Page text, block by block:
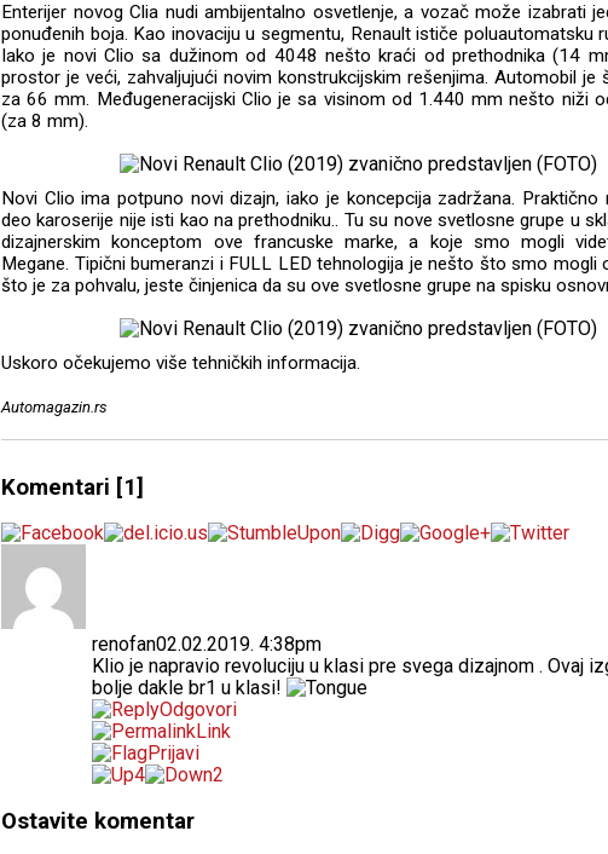
Enterijer novog Clia nudi ambijentalno osvetlenje, a vozač može izabrati
ponuđenih boja. Kao inovaciju u segmentu, Renault ističe poluautomatsku
Iako je novi Clio sa dužinom od 4048 nešto kraći od prethodnika (14
prostor je veći, zahvaljujući novim konstrukcijskim rešenjima. Automobil je
za 66 mm. Međugeneracijski Clio je sa visinom od 1.440 mm nešto niži
(za 8 mm).
Novi Clio ima potpuno novi dizajn, iako je koncepcija zadržana. Praktično
deo karoserije nije isti kao na prethodniku.. Tu su nove svetlosne grupe u
dizajnerskim konceptom ove francuske marke, a koje smo mogli
Megane. Tipični bumeranzi i FULL LED tehnologija je nešto što smo mogli
što je za pohvalu, jeste činjenica da su ove svetlosne grupe na spisku
Uskoro očekujemo više tehničkih informacija.
Automagazin.rs
Komentari [1]
renofan02.02.2019. 4:38pm
Klio je napravio revoluciju u klasi pre svega dizajnom . Ovaj
bolje dakle br1 u klasi!
Odgovori
Link
Prijavi
4
2
Ostavite komentar